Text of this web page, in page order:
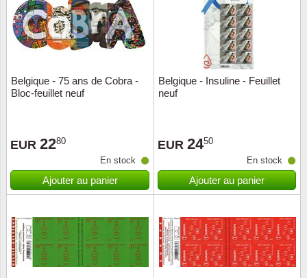
Belgique - 75 ans de Cobra -
Bloc-feuillet neuf
EUR 2280
En stock
Ajouter au panier
Belgique - Insuline - Feuillet
neuf
EUR 2450
En stock
Ajouter au panier